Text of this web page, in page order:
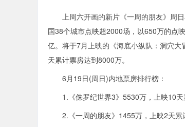
上周六开画的新片《一周的朋友》周日
国38个城市点映超2000场，以650万的点
亿。将于7月上映的《海底小纵队：洞穴
天累计票房达到8000万。
6月19日(周日)内地票房排行榜：
1.《侏罗纪世界3》5530万，上映10天
2.《一周的朋友》1455万，上映2天累